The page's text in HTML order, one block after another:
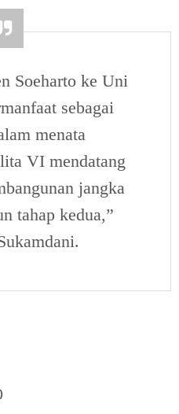
Soeharto ke Uni
sebagai
menata
VI mendatang
jangka
tahap kedua,”